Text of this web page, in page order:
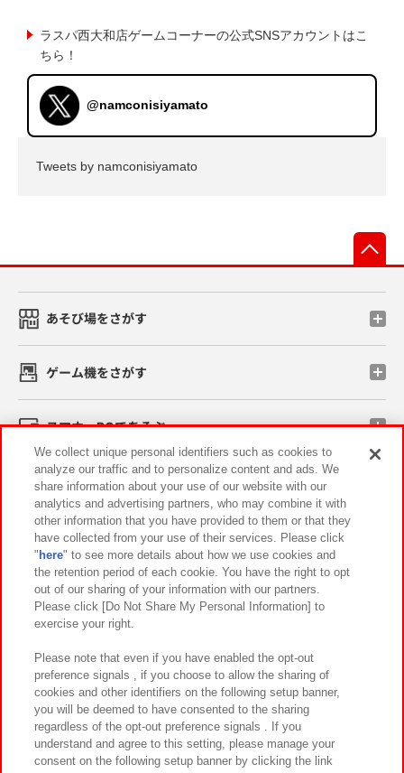
ラスパ西大和店ゲームコーナーの公式SNSアカウントはこ
ちら！
@namconisiyamato
Tweets by namconisiyamato
あそび場をさがす
ゲーム機をさがす
スマホ・PCであそぶ
イベント・キャンペーン
関連会社 サステナビリティ サイトポリシー
プライバシーポリシー ウェブアクセシビリティ方針と検証結果
お取引先さまとともに
カスタマーハラスメント対応方針 よくあるご質問・お問い合わせ
We collect unique personal identifiers such as cookies to
analyze our traffic and to personalize content and ads. We
share information about your use of our website with our
analytics and advertising partners, who may combine it with
other information that you have provided to them or that they
have collected from your use of their services. Please click
" here" to see more details about how we use cookies and
the retention period of each cookie. You have the right to opt
out of our sharing of your information with our partners.
Please click [Do Not Share My Personal Information] to
exercise your right.
Please note that even if you have enabled the opt-out
preference signals , if you choose to allow the sharing of
cookies and other identifiers on the following setup banner,
you will be deemed to have consented to the sharing
regardless of the opt-out preference signals . If you
understand and agree to this setting, please manage your
consent on the following setup banner by clicking the link